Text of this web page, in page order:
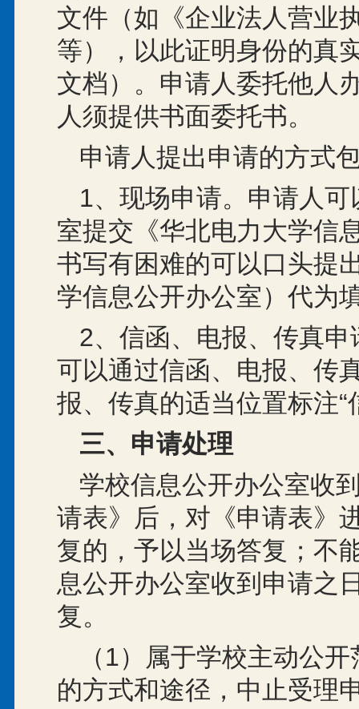
文件（如《企业法人营业
等），以此证明身份的真
文档）。申请人委托他人
人须提供书面委托书。
申请人提出申请的方式
1、现场申请。申请人
室提交《华北电力大学信
书写有困难的可以口头提
学信息公开办公室）代为
2、信函、电报、传真
可以通过信函、电报、传
报、传真的适当位置标注“
三、申请处理
学校信息公开办公室收
请表》后，对《申请表》
复的，予以当场答复；不
息公开办公室收到申请之
复。
（1）属于学校主动公
的方式和途径，中止受理